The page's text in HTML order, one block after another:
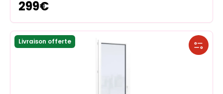
299€
Livraison offerte